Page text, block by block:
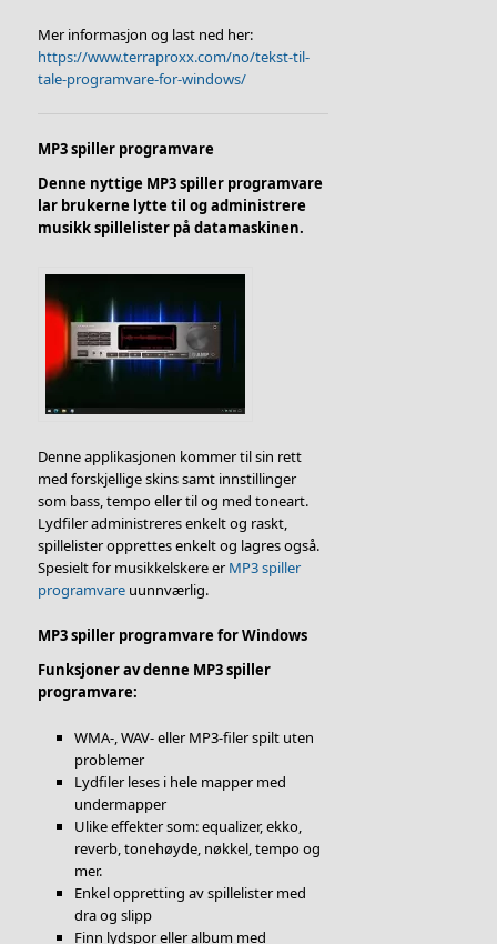
Mer informasjon og last ned her:
https://www.terraproxx.com/no/tekst-til-
tale-programvare-for-windows/
MP3 spiller programvare
Denne nyttige MP3 spiller programvare
lar brukerne lytte til og administrere
musikk spillelister på datamaskinen.
Denne applikasjonen kommer til sin rett
med forskjellige skins samt innstillinger
som bass, tempo eller til og med toneart.
Lydfiler administreres enkelt og raskt,
spillelister opprettes enkelt og lagres også.
Spesielt for musikkelskere er MP3 spiller
programvare uunnværlig.
MP3 spiller programvare for Windows
Funksjoner av denne MP3 spiller
programvare:
WMA-, WAV- eller MP3-filer spilt uten
problemer
Lydfiler leses i hele mapper med
undermapper
Ulike effekter som: equalizer, ekko,
reverb, tonehøyde, nøkkel, tempo og
mer.
Enkel oppretting av spillelister med
dra og slipp
Finn lydspor eller album med